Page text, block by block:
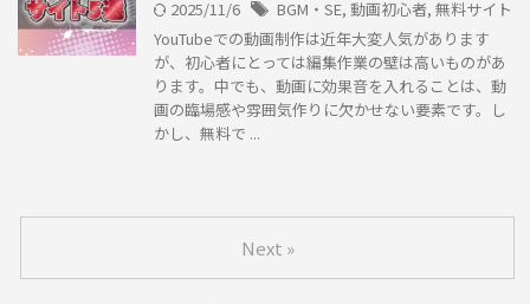
2025/11/6 BGM・SE, 動画初心者, 無料サイト
YouTubeでの動画制作は近年大変人気があります
が、初心者にとっては編集作業の壁は高いものがあ
ります。中でも、動画に効果音を入れることは、動
画の臨場感や雰囲気作りに欠かせない要素です。し
かし、無料で ...
Next »